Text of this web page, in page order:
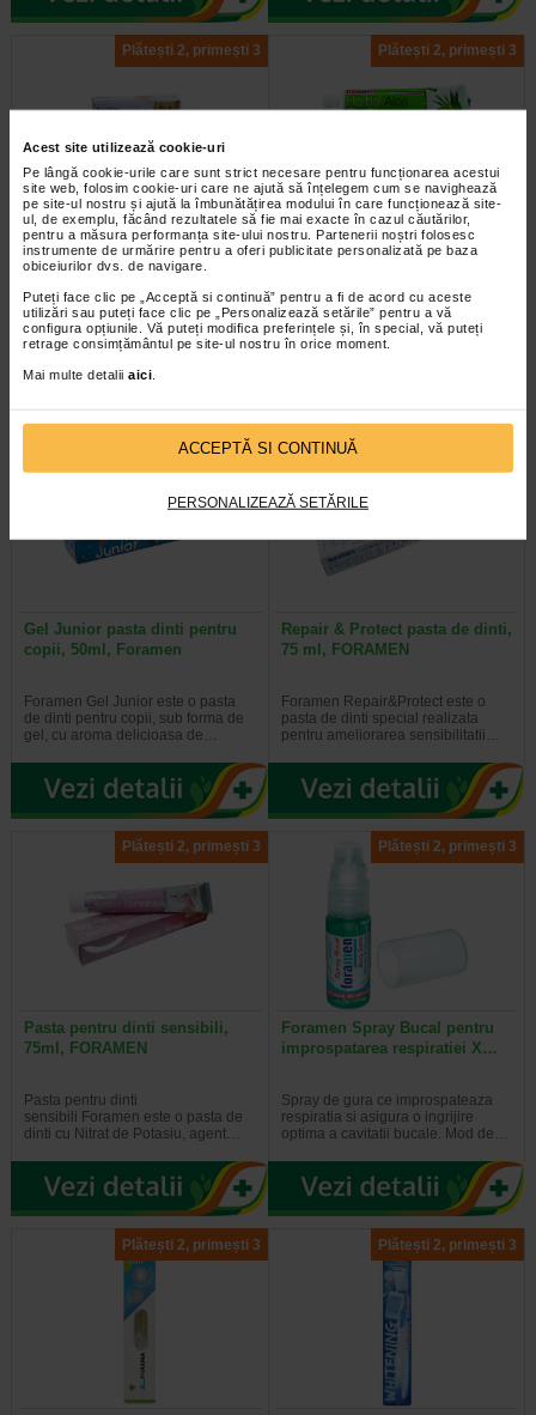
Acest site utilizează cookie-uri
Pe lângă cookie-urile care sunt strict necesare pentru funcționarea acestui
site web, folosim cookie-uri care ne ajută să înțelegem cum se navighează
pe site-ul nostru și ajută la îmbunătățirea modului în care funcționează site-
ul, de exemplu, făcând rezultatele să fie mai exacte în cazul căutărilor,
pentru a măsura performanța site-ului nostru. Partenerii noștri folosesc
instrumente de urmărire pentru a oferi publicitate personalizată pe baza
obiceiurilor dvs. de navigare.
Puteți face clic pe „Acceptă si continuă” pentru a fi de acord cu aceste
utilizări sau puteți face clic pe „Personalizează setările” pentru a vă
configura opțiunile. Vă puteți modifica preferințele și, în special, vă puteți
retrage consimțământul pe site-ul nostru în orice moment.
Mai multe detalii aici
ACCEPTĂ SI CONTINUĂ
PERSONALIZEAZĂ SETĂRILE
Plătești 2, primești 3
Baby gel eruptii primii
dintisori, 30 ml, FORAMEN
Foramen Baby gel eruptii primii
dintisori este un gel dinti bebelusi
pe baza de extract natural de…
Plătești 2, primești 3
Foramen Herbal Aloe pasta
dinti X 75ml
Pasta de dinti cu Aloe vera si
etracte de plante si este o pasta de
dinti naturala cu continut ridicat…
Plătești 2, primești 3
Gel Junior pasta dinti pentru
copii, 50ml, Foramen
Foramen Gel Junior este o pasta
de dinti pentru copii, sub forma de
gel, cu aroma delicioasa de…
Repair & Protect pasta de dinti,
75 ml, FORAMEN
Foramen Repair&Protect este o
pasta de dinti special realizata
pentru ameliorarea sensibilitatii…
Plătești 2, primești 3
Pasta pentru dinti sensibili,
75ml, FORAMEN
Pasta pentru dinti
sensibili Foramen este o pasta de
dinti cu Nitrat de Potasiu, agent…
Plătești 2, primești 3
Foramen Spray Bucal pentru
improspatarea respiratiei X…
Spray de gura ce improspateaza
respiratia si asigura o ingrijire
optima a cavitatii bucale. Mod de…
Plătești 2, primești 3 Plătești 2, primești 3